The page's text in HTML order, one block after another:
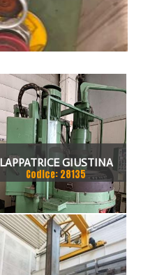
LAPPATRICE GIUSTINA
Codice: 28135